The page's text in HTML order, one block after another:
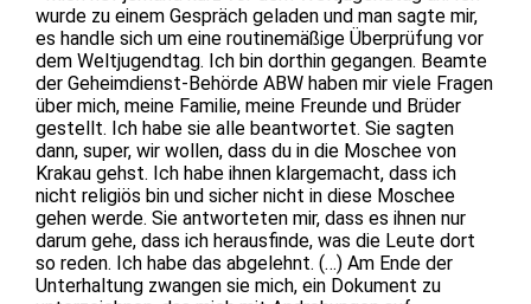
wurde zu einem Gespräch geladen und man sagte mir,
es handle sich um eine routinemäßige Überprüfung vor
dem Weltjugendtag. Ich bin dorthin gegangen. Beamte
der Geheimdienst-Behörde ABW haben mir viele Fragen
über mich, meine Familie, meine Freunde und Brüder
gestellt. Ich habe sie alle beantwortet. Sie sagten
dann, super, wir wollen, dass du in die Moschee von
Krakau gehst. Ich habe ihnen klargemacht, dass ich
nicht religiös bin und sicher nicht in diese Moschee
gehen werde. Sie antworteten mir, dass es ihnen nur
darum gehe, dass ich herausfinde, was die Leute dort
so reden. Ich habe das abgelehnt. (…) Am Ende der
Unterhaltung zwangen sie mich, ein Dokument zu